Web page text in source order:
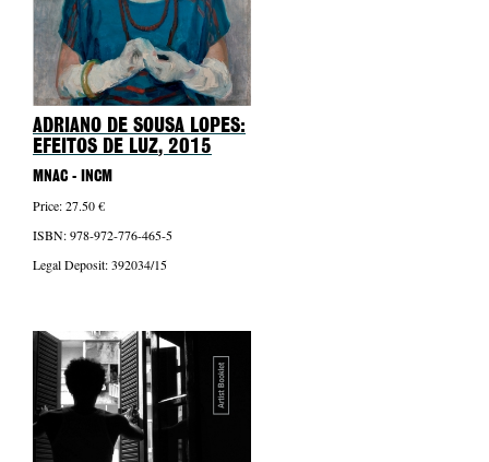
ADRIANO DE SOUSA LOPES:
EFEITOS DE LUZ, 2015
MNAC - INCM
Price: 27.50 €
ISBN: 978-972-776-465-5
Legal Deposit: 392034/15